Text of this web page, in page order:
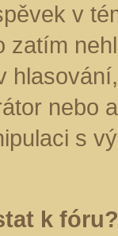
v
zatím
nebo
s
k fóru?